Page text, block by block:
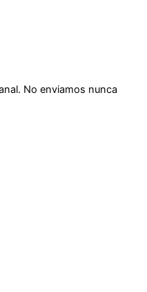
No enviamos nunca